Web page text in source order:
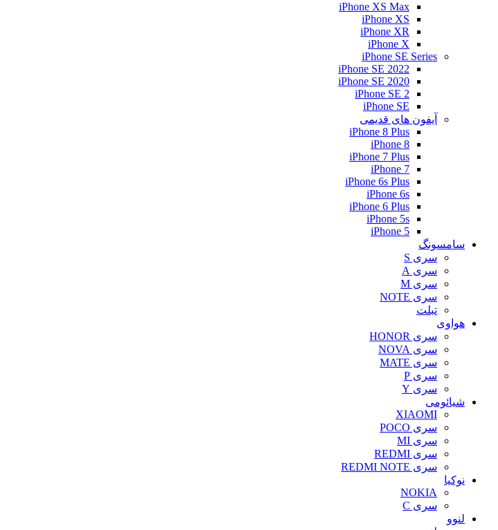
iPhone XS Max
iPhone XS
iPhone XR
iPhone X
iPhone SE Series
iPhone SE 2022
iPhone SE 2020
iPhone SE 2
iPhone SE
آیفون های قدیمی
iPhone 8 Plus
iPhone 8
iPhone 7 Plus
iPhone 7
iPhone 6s Plus
iPhone 6s
iPhone 6 Plus
iPhone 5s
iPhone 5
سامسونگ
سری S
سری A
سری M
سری NOTE
تبلت
هواوی
سری HONOR
سری NOVA
سری MATE
سری P
سری Y
شیائومی
XIAOMI
سری POCO
سری MI
سری REDMI
سری REDMI NOTE
نوکیا
NOKIA
سری C
لنوو